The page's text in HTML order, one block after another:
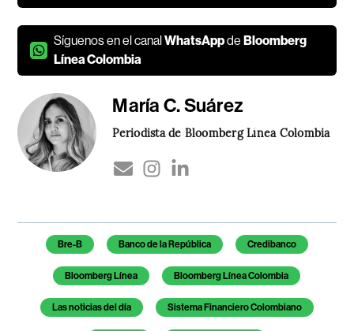
Síguenos en el canalWhatsAppdeBloomberg
Línea Colombia
María C. Suárez
Periodista de Bloomberg Línea Colombia
Temas de este artículo
Bre-B Banco de la República Credibanco
Bloomberg Línea Bloomberg Línea Colombia
Las noticias del día Sistema Financiero Colombiano